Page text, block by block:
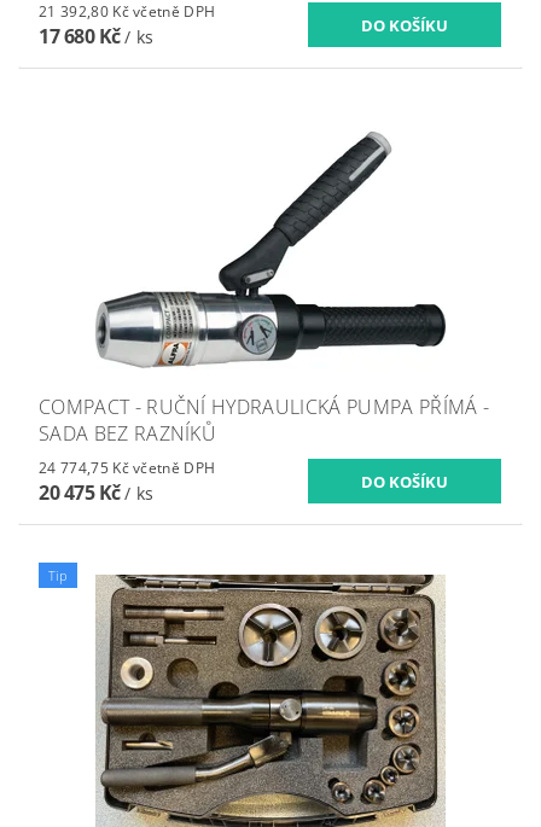
21 392,80 Kč včetně DPH
17 680 Kč/ ks
COMPACT - RUČNÍ HYDRAULICKÁ PUMPA PŘÍMÁ -
SADA BEZ RAZNÍKŮ
24 774,75 Kč včetně DPH
20 475 Kč/ ks
Tip